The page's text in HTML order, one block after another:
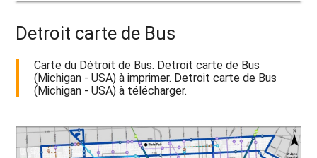
Detroit carte de Bus
Carte du Détroit de Bus. Detroit carte de Bus
(Michigan - USA) à imprimer. Detroit carte de Bus
(Michigan - USA) à télécharger.